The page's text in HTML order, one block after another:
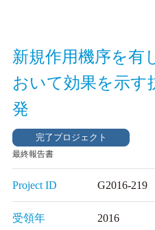
新規作用機序を有
おいて効果を示す
発
完了プロジェクト
最終報告書
Project ID G2016-219
受領年 2016